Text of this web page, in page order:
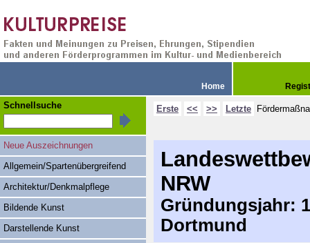
Home
Erste << >> Letzte
NRW
Gründungsjahr:
Dortmund
Schnellsuche
Neue Auszeichnungen
Allgemein/Spartenübergreifend
Architektur/Denkmalpflege
Bildende Kunst
Darstellende Kunst